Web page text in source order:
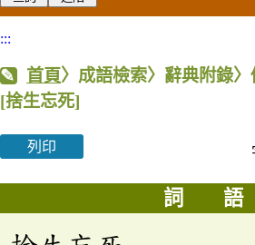
:::
首頁〉成語檢索〉辭典附錄〉
[捨生忘死]
列印
詞 語